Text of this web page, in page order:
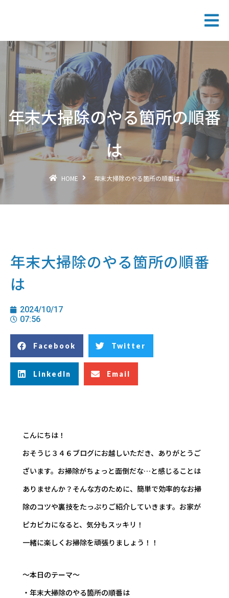
年末大掃除のやる箇所の順番
は
HOME 年末大掃除のやる箇所の順番は
年末大掃除のやる箇所の順番
は
2024/10/17
07:56
Facebook Twitter
LinkedIn Email
こんにちは！
おそうじ３４６ブログにお越しいただき、ありがとうご
ざいます。お掃除がちょっと面倒だな…と感じることは
ありませんか？そんな方のために、簡単で効率的なお掃
除のコツや裏技をたっぷりご紹介していきます。お家が
ピカピカになると、気分もスッキリ！
一緒に楽しくお掃除を頑張りましょう！！
～本日のテーマ～
・年末大掃除のやる箇所の順番は